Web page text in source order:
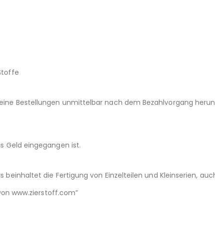
Bestellungen unmittelbar nach dem Bezahlvorgang
Geld eingegangen ist.
die Fertigung von Einzelteilen und Kleinserien,
www.zierstoff.com”